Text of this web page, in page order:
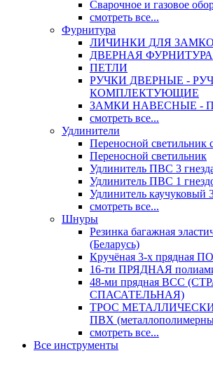
Сварочное и газовое
смотреть все...
Фурнитура
ЛИЧИНКИ ДЛЯ
ДВЕРНАЯ ФУРНИТУРА
ПЕТЛИ
РУЧКИ ДВЕРНЫЕ -
КОМПЛЕКТУЮЩИЕ
ЗАМКИ НАВЕСНЫЕ -
смотреть все...
Удлинители
Переносной светильник
Переносной светильник
Удлинитель ПВС 3
Удлинитель ПВС 1
Удлинитель каучуковый
смотреть все...
Шнуры
Резинка багажная
(Беларусь)
Кручёная 3-х
16-ти ПРЯДНАЯ
48-ми прядная ВСС
СПАСАТЕЛЬНАЯ)
ТРОС
ПВХ
смотреть все...
Все инструменты